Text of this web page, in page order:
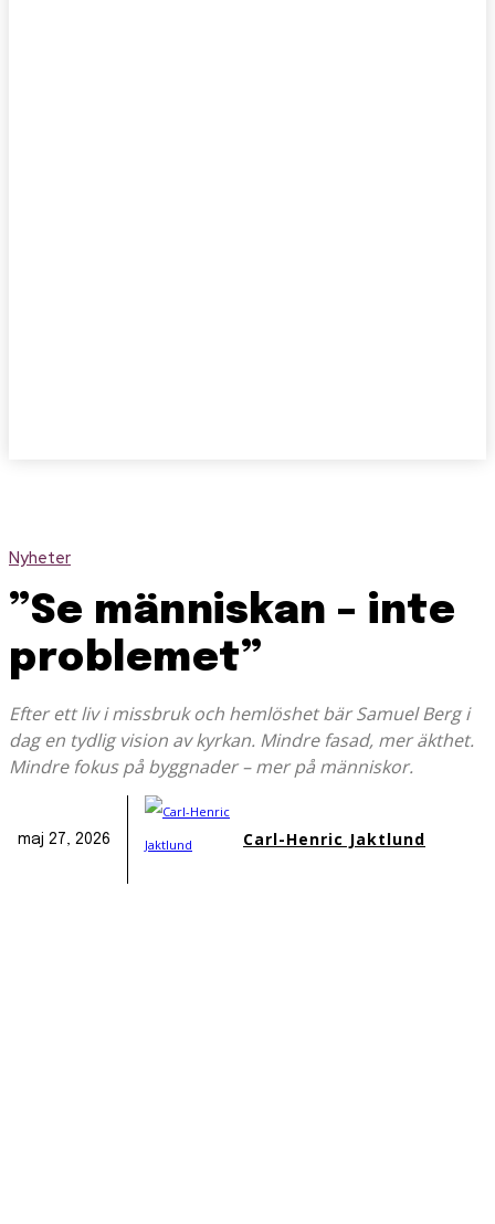
Nyheter
”Se människan – inte
problemet”
Efter ett liv i missbruk och hemlöshet bär Samuel Berg i
dag en tydlig vision av kyrkan. Mindre fasad, mer äkthet.
Mindre fokus på byggnader – mer på människor.
maj 27, 2026 Carl-Henric Jaktlund